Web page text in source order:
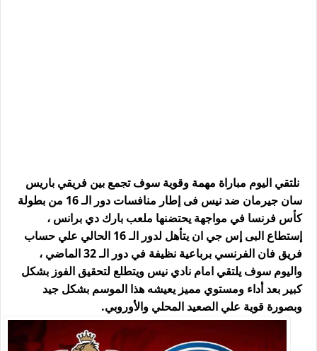
نلتقي اليوم مباراة مهمة وقوية سوف تجمع بين فريقي باريس
سان جيرمان ضد نيس فى إطار منافسات دور الـ 16 من بطولة
كأس فرنسا في مواجهة يحتضنها ملعب بارك دي برانس ،
إستطاع البى إس جي ان يتأهل لدور الـ 16 الحالي علي حساب
فريق فان الفرنسي برباعية نظيفة في دور الـ 32 الماضي ،
واليوم سوف يلتقي امام نادي نيس ويتطلع لتحقيق الفوز بشكل
كبير بعد أداء ومستوي مميز يعيشه هذا الموسم بشكل جيد
وبصورة قوية علي الصعيد المحلي والأوروبي.